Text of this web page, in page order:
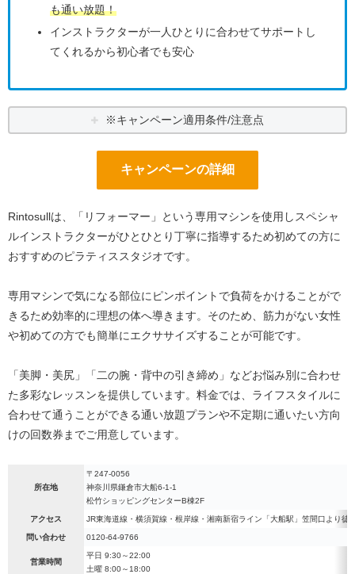
も通い放題！
インストラクターが一人ひとりに合わせてサポートし
てくれるから初心者でも安心
※キャンペーン適用条件/注意点
キャンペーンの詳細
Rintosullは、「リフォーマー」という専用マシンを使用しスペシャ
ルインストラクターがひとひとり丁寧に指導するため初めての方に
おすすめのピラティススタジオです。
専用マシンで気になる部位にピンポイントで負荷をかけることがで
きるため効率的に理想の体へ導きます。そのため、筋力がない女性
や初めての方でも簡単にエクササイズすることが可能です。
「美脚・美尻」「二の腕・背中の引き締め」などお悩み別に合わせ
た多彩なレッスンを提供しています。料金では、ライフスタイルに
合わせて通うことができる通い放題プランや不定期に通いたい方向
けの回数券までご用意しています。
所在地
〒247-0056
神奈川県鎌倉市大船6-1-1
松竹ショッピングセンターB棟2F
アクセス JR東海道線・横須賀線・根岸線・湘南新宿ライン「大船駅」笠間口より徒
問い合わせ 0120-64-9766
営業時間
平日 9:30～22:00
土曜 8:00～18:00